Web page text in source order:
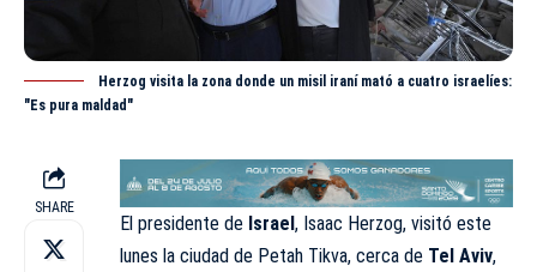
Herzog visita la zona donde un misil iraní mató a cuatro israelíes:
"Es pura maldad"
SHARE
El presidente de Israel, Isaac Herzog, visitó este
lunes la ciudad de Petah Tikva, cerca de Tel Aviv,